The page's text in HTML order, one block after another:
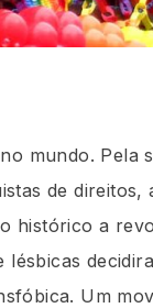
mundo. Pela
de
histórico a
Um